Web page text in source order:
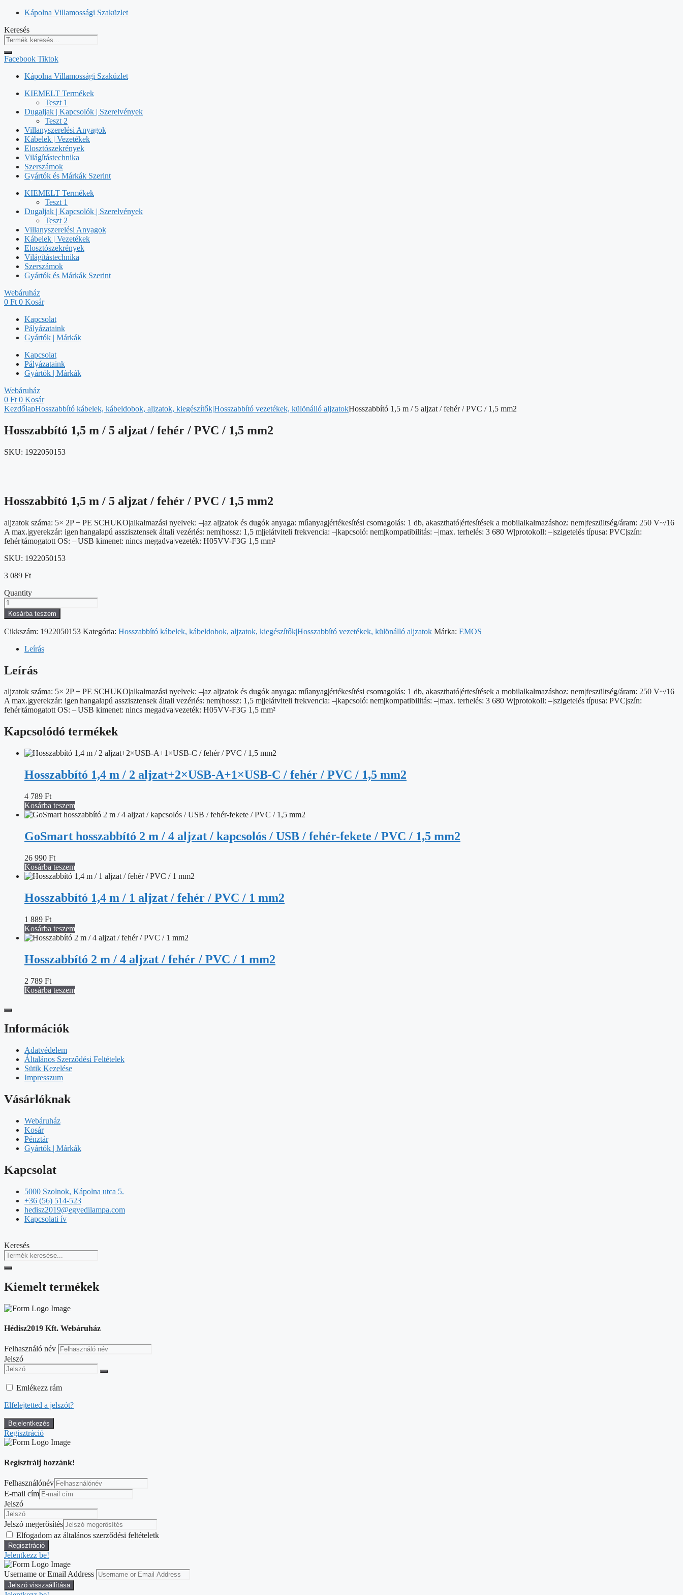
Kilépés
tartalomba
Kápolna Villamossági Szaküzlet
Keresés
Facebook Tiktok
Kápolna Villamossági Szaküzlet
KIEMELT Termékek
Teszt 1
Dugaljak | Kapcsolók | Szerelvények
Teszt 2
Villanyszerelési Anyagok
Kábelek | Vezetékek
Elosztószekrények
Világítástechnika
Szerszámok
Gyártók és Márkák Szerint
KIEMELT Termékek
Teszt 1
Dugaljak | Kapcsolók | Szerelvények
Teszt 2
Villanyszerelési Anyagok
Kábelek | Vezetékek
Elosztószekrények
Világítástechnika
Szerszámok
Gyártók és Márkák Szerint
Webáruház
0 Ft 0 Kosár
Kapcsolat
Pályázataink
Gyártók | Márkák
Kapcsolat
Pályázataink
Gyártók | Márkák
Webáruház
0 Ft 0 Kosár
KezdőlapHosszabbító kábelek, kábeldobok, aljzatok, kiegészítők|Hosszabbító vezetékek, különálló aljzatokHosszabbító 1,5 m / 5 aljzat / fehér / PVC / 1,5 mm2
Hosszabbító 1,5 m / 5 aljzat / fehér / PVC / 1,5 mm2
SKU: 1922050153
Hosszabbító 1,5 m / 5 aljzat / fehér / PVC / 1,5 mm2
aljzatok száma: 5× 2P + PE SCHUKO|alkalmazási nyelvek: –|az aljzatok és dugók anyaga: műanyag|értékesítési csomagolás: 1 db, akasztható|értesítések a mobilalkalmazáshoz: nem|feszültség/áram: 250 V~/16
A max.|gyerekzár: igen|hangalapú asszisztensek általi vezérlés: nem|hossz: 1,5 m|jelátviteli frekvencia: –|kapcsoló: nem|kompatibilitás: –|max. terhelés: 3 680 W|protokoll: –|szigetelés típusa: PVC|szín:
fehér|támogatott OS: –|USB kimenet: nincs megadva|vezeték: H05VV-F3G 1,5 mm²
SKU: 1922050153
3 089 Ft
Quantity
Hosszabbító
1,5
m
/
aljzat
fehér
/
/
1,5
mm2
Kosárba teszem
Cikkszám: 1922050153 Kategória: Hosszabbító kábelek, kábeldobok, aljzatok, kiegészítők|Hosszabbító vezetékek, különálló aljzatok Márka: EMOS
Leírás
Leírás
aljzatok száma: 5× 2P + PE SCHUKO|alkalmazási nyelvek: –|az aljzatok és dugók anyaga: műanyag|értékesítési csomagolás: 1 db, akasztható|értesítések a mobilalkalmazáshoz: nem|feszültség/áram: 250 V~/16
A max.|gyerekzár: igen|hangalapú asszisztensek általi vezérlés: nem|hossz: 1,5 m|jelátviteli frekvencia: –|kapcsoló: nem|kompatibilitás: –|max. terhelés: 3 680 W|protokoll: –|szigetelés típusa: PVC|szín:
fehér|támogatott OS: –|USB kimenet: nincs megadva|vezeték: H05VV-F3G 1,5 mm²
Kapcsolódó termékek
Hosszabbító 1,4 m / 2 aljzat+2×USB-A+1×USB-C / fehér / PVC / 1,5 mm2
4 789 Ft
Kosárba teszem
GoSmart hosszabbító 2 m / 4 aljzat / kapcsolós / USB / fehér-fekete / PVC / 1,5 mm2
26 990 Ft
Kosárba teszem
Hosszabbító 1,4 m / 1 aljzat / fehér / PVC / 1 mm2
1 889 Ft
Kosárba teszem
Hosszabbító 2 m / 4 aljzat / fehér / PVC / 1 mm2
2 789 Ft
Kosárba teszem
Információk
Adatvédelem
Általános Szerződési Feltételek
Sütik Kezelése
Impresszum
Vásárlóknak
Webáruház
Kosár
Pénztár
Gyártók | Márkák
Kapcsolat
5000 Szolnok, Kápolna utca 5.
+36 (56) 514-523
hedisz2019@egyedilampa.com
Kapcsolati ív
Keresés
Kiemelt termékek
Hédisz2019 Kft. Webáruház
Felhasználó név
Jelszó
Emlékezz rám
Elfelejtetted a jelszót?
Regisztráció
Regisztrálj hozzánk!
Felhasználónév
E-mail cím
Jelszó
Jelszó megerősítés
Elfogadom az általános szerződési feltételetk
Jelentkezz be!
Username or Email Address